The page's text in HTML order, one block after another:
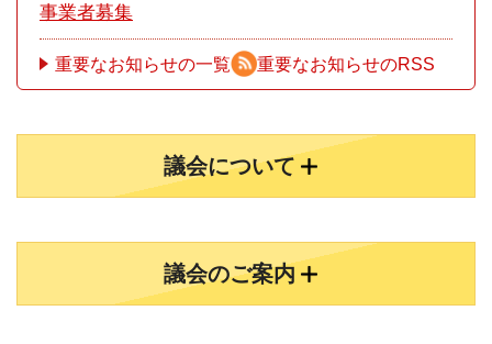
事業者募集
重要なお知らせの一覧 重要なお知らせのRSS
議会について
議会のご案内